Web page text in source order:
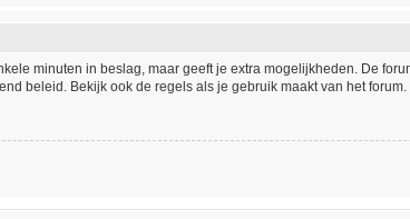
minuten in beslag, maar geeft je extra mogelijkheden. De
beleid. Bekijk ook de regels als je gebruik maakt van het forum.